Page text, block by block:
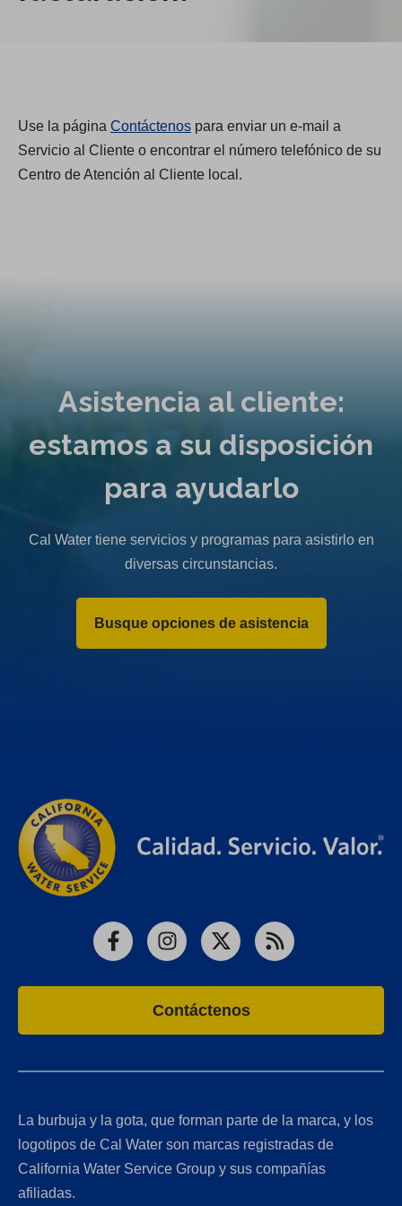
Use la página Contáctenos para enviar un e-mail a
Servicio al Cliente o encontrar el número telefónico de su
Centro de Atención al Cliente local.
Asistencia al cliente:
estamos a su disposición
para ayudarlo
Cal Water tiene servicios y programas para asistirlo en
diversas circunstancias.
Busque opciones de asistencia
FacebookInstagram
X RSS
Contáctenos
La burbuja y la gota, que forman parte de la marca, y los
logotipos de Cal Water son marcas registradas de
California Water Service Group y sus compañías
afiliadas.